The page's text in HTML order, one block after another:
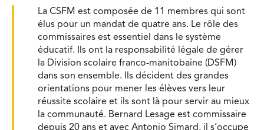
La CSFM est composée de 11 membres qui sont
élus pour un mandat de quatre ans. Le rôle des
commissaires est essentiel dans le système
éducatif. Ils ont la responsabilité légale de gérer
la Division scolaire franco-manitobaine (DSFM)
dans son ensemble. Ils décident des grandes
orientations pour mener les élèves vers leur
réussite scolaire et ils sont là pour servir au mieux
la communauté. Bernard Lesage est commissaire
depuis 20 ans et avec Antonio Simard, il s’occupe